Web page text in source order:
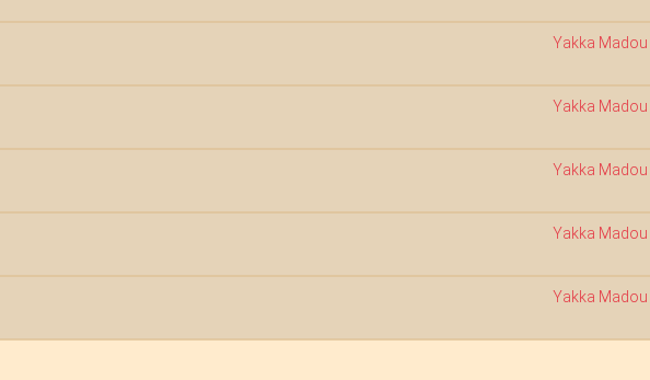
Yakka Madou
Yakka Madou
Yakka Madou
Yakka Madou
Yakka Madou